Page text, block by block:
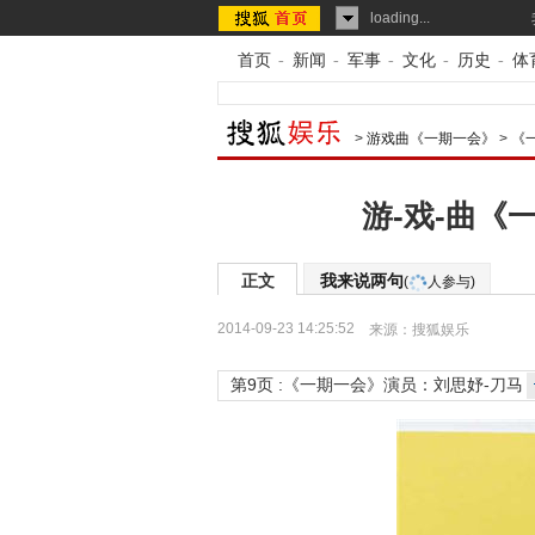
loading...
首页 - 新闻 - 军事 - 文化 - 历史 - 体
> 游戏曲《一期一会》 >
游-戏-曲《
正文 我来说两句( 人参与)
2014-09-23 14:25:52 来源： 搜狐娱乐
第9页 :《一期一会》演员：刘思妤-刀马